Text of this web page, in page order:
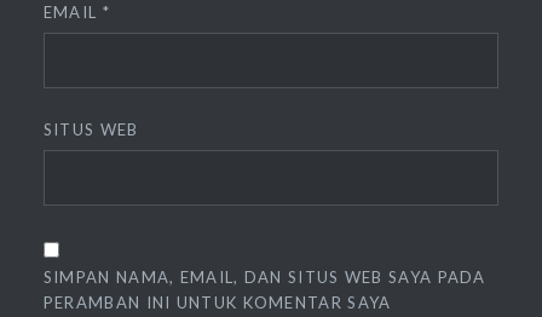
EMAIL *
SITUS WEB
SIMPAN NAMA, EMAIL, DAN SITUS WEB SAYA PADA
PERAMBAN INI UNTUK KOMENTAR SAYA